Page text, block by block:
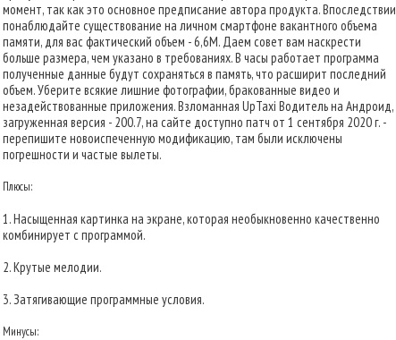
момент, так как это основное предписание автора продукта. Впоследствии
понаблюдайте существование на личном смартфоне вакантного объема
памяти, для вас фактический объем - 6,6M. Даем совет вам наскрести
больше размера, чем указано в требованиях. В часы работает программа
полученные данные будут сохраняться в память, что расширит последний
объем. Уберите всякие лишние фотографии, бракованные видео и
незадействованные приложения. Взломанная UpTaxi Водитель на Андроид,
загруженная версия - 200.7, на сайте доступно патч от 1 сентября 2020 г. -
перепишите новоиспеченную модификацию, там были исключены
погрешности и частые вылеты.
Плюсы:
1. Насыщенная картинка на экране, которая необыкновенно качественно
комбинирует с программой.
2. Крутые мелодии.
3. Затягивающие программные условия.
Минусы: